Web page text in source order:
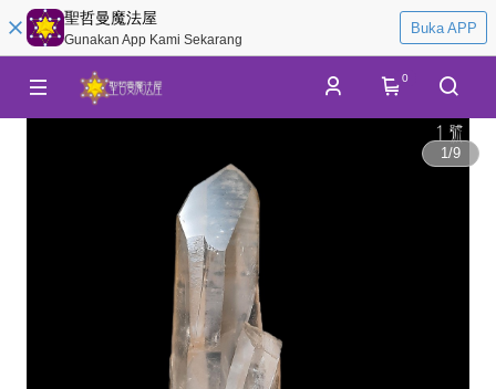
聖哲曼魔法屋
Gunakan App Kami Sekarang
Buka APP
0
1/9